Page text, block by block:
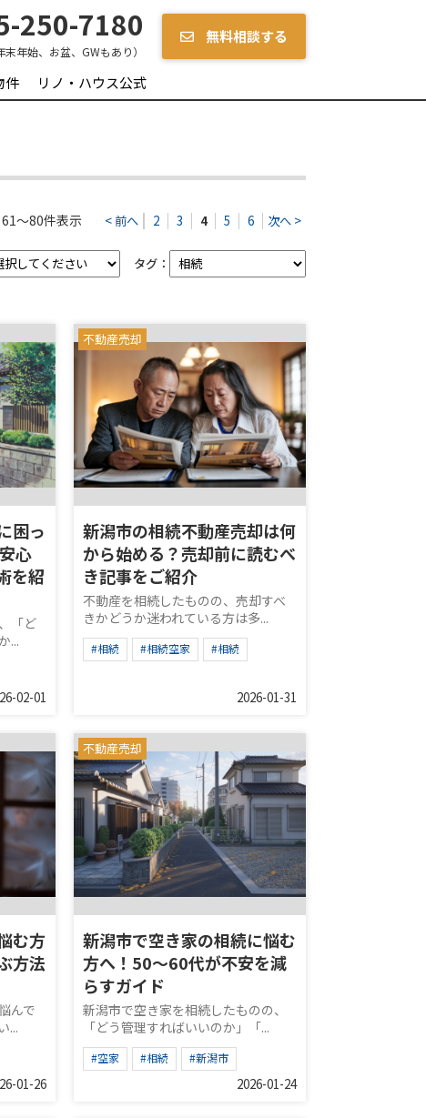
250-7180
年始、お盆、GWもあり）
無料相談する
件 リノ・ハウス公式
61～80件表示 < 前へ 2 3 4 5 6 次へ >
タグ：
困っ
心
を紹
「ど
...
02-01
不動産売却
新潟市の相続不動産売却は何
から始める？売却前に読むべ
き記事をご紹介
不動産を相続したものの、売却すべ
きかどうか迷われている方は多...
#相続 #相続空家 #相続
2026-01-31
む方
方法
んで
...
01-26
不動産売却
新潟市で空き家の相続に悩む
方へ！50〜60代が不安を減
らすガイド
新潟市で空き家を相続したものの、
「どう管理すればいいのか」「...
#空家 #相続 #新潟市
2026-01-24